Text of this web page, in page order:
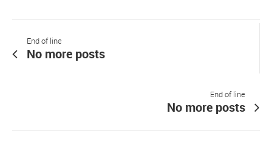
End of line
No more posts
End of line
No more posts